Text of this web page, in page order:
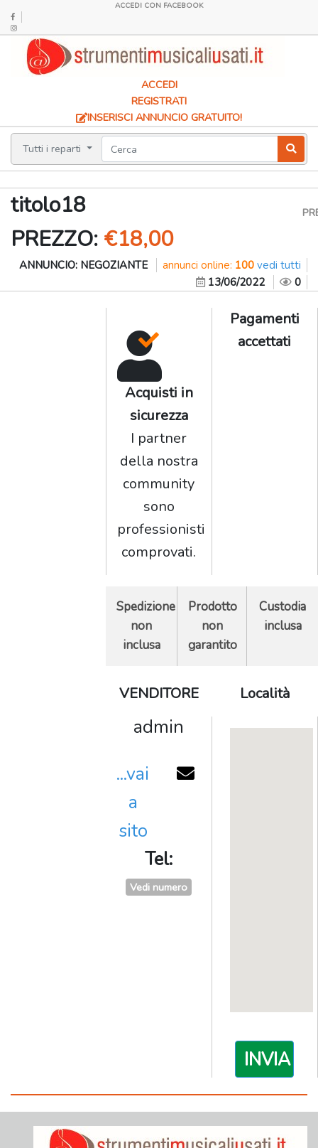
ACCEDI CON FACEBOOK
ACCEDI
REGISTRATI
INSERISCI ANNUNCIO GRATUITO!
Tutti i reparti
titolo18
PREZZO: €18,00
ANNUNCIO: NEGOZIANTE annunci online: 100 vedi tutti
13/06/2022
0
Acquisti in
sicurezza
I partner
della nostra
community
sono
professionisti
comprovati.
Pagamenti
accettati
Spedizione
non
inclusa
Prodotto
non
garantito
Custodia
inclusa
VENDITORE Località
admin
...vai
a
sito
Tel:
Vedi numero
INVIA